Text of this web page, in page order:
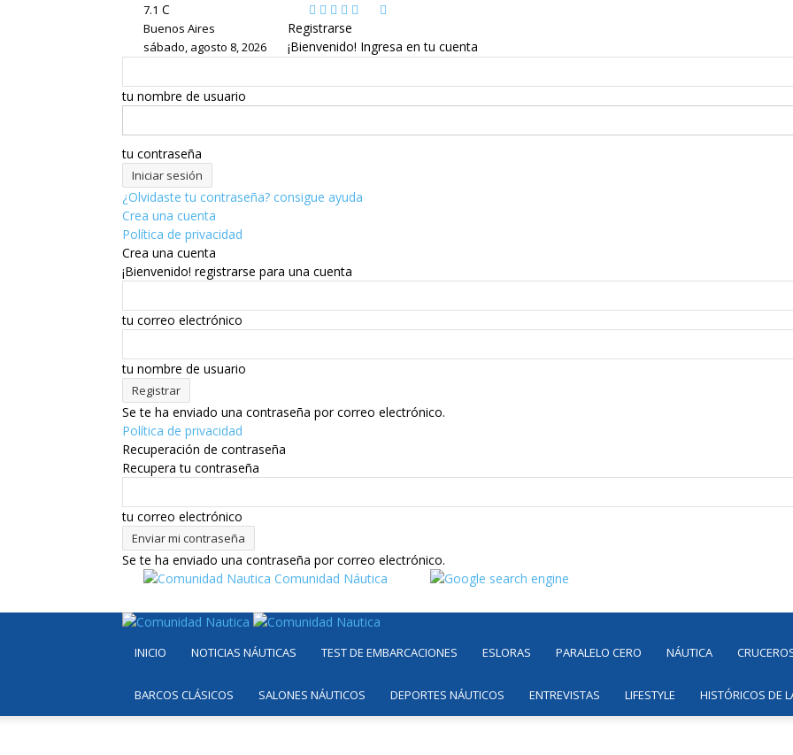
7.1 C
Buenos Aires
sábado, agosto 8, 2026
Registrarse
¡Bienvenido! Ingresa en tu cuenta
tu nombre de usuario
tu contraseña
¿Olvidaste tu contraseña? consigue ayuda
Crea una cuenta
Política de privacidad
Crea una cuenta
¡Bienvenido! registrarse para una cuenta
tu correo electrónico
tu nombre de usuario
Se te ha enviado una contraseña por correo electrónico.
Política de privacidad
Recuperación de contraseña
Recupera tu contraseña
tu correo electrónico
Se te ha enviado una contraseña por correo electrónico.
Comunidad Náutica
INICIO NOTICIAS NÁUTICAS TEST DE EMBARCACIONES ESLORAS PARALELO CERO NÁUTICA
BARCOS CLÁSICOS SALONES NÁUTICOS DEPORTES NÁUTICOS ENTREVISTAS LIFESTYLE HISTÓRICOS DE